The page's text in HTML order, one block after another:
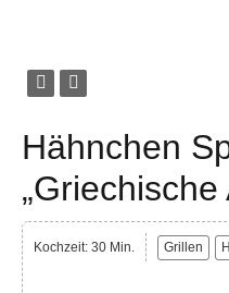
Hähnchen
„Griechische
Kochzeit: 30 Min. Grillen